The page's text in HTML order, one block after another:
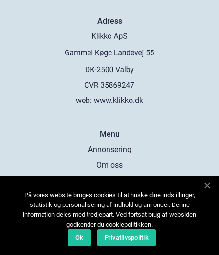
Adress
web: www.klikko.dk
Menu
Annonsering
Om oss
Kontakta oss
Sitemap
På vores website bruges cookies til at huske dine indstillinger,
statistik og personalisering af indhold og annoncer. Denne
information deles med tredjepart. Ved fortsat brug af websiden
godkender du cookiepolitikken.
Ok
Privatlivspolitik